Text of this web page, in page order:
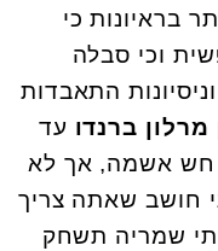
בראיונות כי
וכי סבלה
התאבדות
מרלון ברנדו עד
חש אשמה, אך לא
חושב שאתה צריך
שמריה תשחק